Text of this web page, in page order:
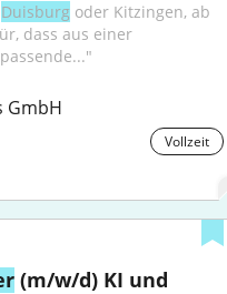
Duisburg oder Kitzingen, ab
dass aus einer
GmbH
Vollzeit
(m/w/d) KI und